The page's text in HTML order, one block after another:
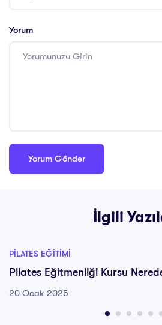
Yorum
İlgili
PILATES EĞITIMI
Pilates Eğitmenliği Kursu
20 Ocak 2025